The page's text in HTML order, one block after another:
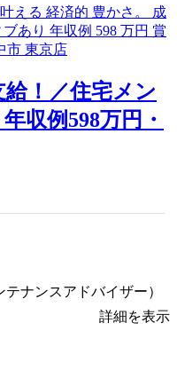
！／住宅メン
収例598万円・
ナンスアドバイザー）
詳細を表示